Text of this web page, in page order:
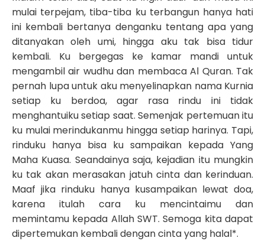
mulai terpejam, tiba-tiba ku terbangun hanya hati
ini kembali bertanya denganku tentang apa yang
ditanyakan oleh umi, hingga aku tak bisa tidur
kembali. Ku bergegas ke kamar mandi untuk
mengambil air wudhu dan membaca Al Quran. Tak
pernah lupa untuk aku menyelinapkan nama Kurnia
setiap ku berdoa, agar rasa rindu ini tidak
menghantuiku setiap saat. Semenjak pertemuan itu
ku mulai merindukanmu hingga setiap harinya. Tapi,
rinduku hanya bisa ku sampaikan kepada Yang
Maha Kuasa. Seandainya saja, kejadian itu mungkin
ku tak akan merasakan jatuh cinta dan kerinduan.
Maaf jika rinduku hanya kusampaikan lewat doa,
karena itulah cara ku mencintaimu dan
memintamu kepada Allah SWT. Semoga kita dapat
dipertemukan kembali dengan cinta yang halal*.